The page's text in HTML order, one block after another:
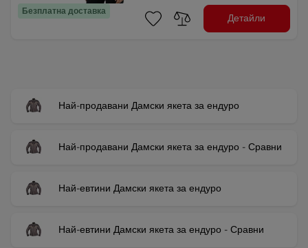
Безплатна доставка
Детайли
Най-продавани Дамски якета за ендуро
Най-продавани Дамски якета за ендуро - Сравни
Най-евтини Дамски якета за ендуро
Най-евтини Дамски якета за ендуро - Сравни